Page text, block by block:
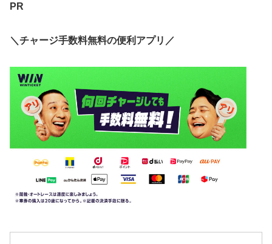
PR
＼チャージ手数料無料の便利アプリ／